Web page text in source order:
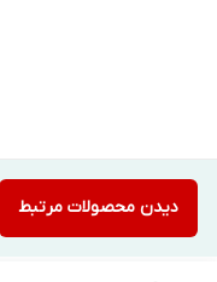
دیدن محصولات مرتبط